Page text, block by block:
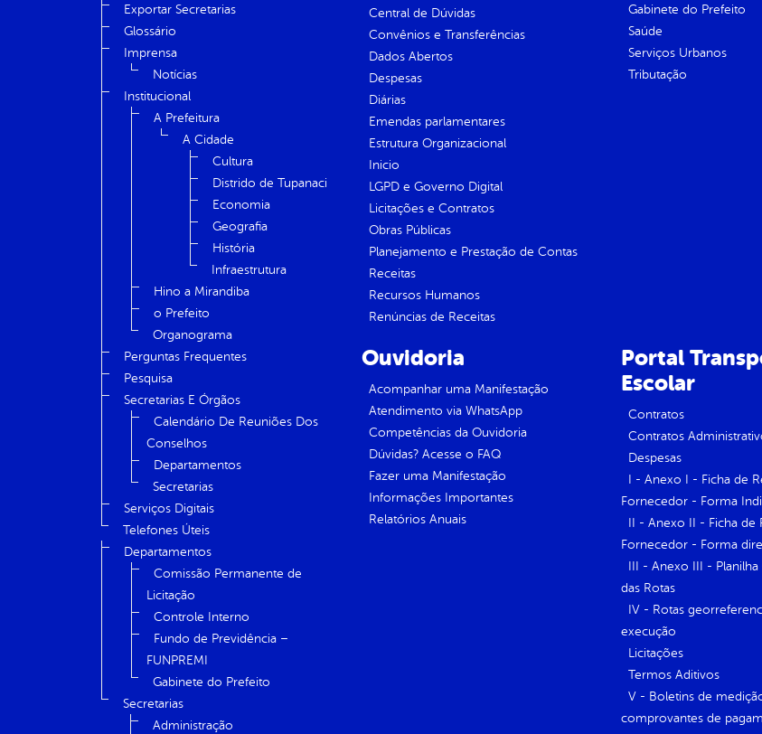
Exportar Secretarias
Glossário
Imprensa
Notícias
Institucional
A Prefeitura
A Cidade
Cultura
Distrido de Tupanaci
Economia
Geografia
História
Infraestrutura
Hino a Mirandiba
o Prefeito
Organograma
Perguntas Frequentes
Pesquisa
Secretarias E Órgãos
Calendário De Reuniões Dos
Conselhos
Departamentos
Secretarias
Serviços Digitais
Telefones Úteis
Departamentos
Comissão Permanente de
Licitação
Controle Interno
Fundo de Previdência –
FUNPREMI
Gabinete do Prefeito
Secretarias
Administração
Central de Dúvidas
Convênios e Transferências
Dados Abertos
Despesas
Diárias
Emendas parlamentares
Estrutura Organizacional
Inicio
LGPD e Governo Digital
Licitações e Contratos
Obras Públicas
Planejamento e Prestação de Contas
Receitas
Recursos Humanos
Renúncias de Receitas
Gabinete do Prefeito
Saúde
Serviços Urbanos
Tributação
Ouvidoria
Acompanhar uma Manifestação
Atendimento via WhatsApp
Competências da Ouvidoria
Dúvidas? Acesse o FAQ
Fazer uma Manifestação
Informações Importantes
Relatórios Anuais
Portal
Escolar
Contratos
Contratos
Despesas
I - Anexo I - Ficha de
Fornecedor - Forma
II - Anexo II - Ficha de
Fornecedor - Forma
III - Anexo III -
das Rotas
IV - Rotas
execução
Licitações
Termos Aditivos
V - Boletins de
comprovantes de